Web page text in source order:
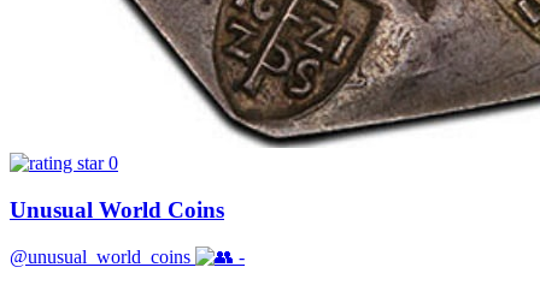
0
Unusual World Coins
@unusual_world_coins -